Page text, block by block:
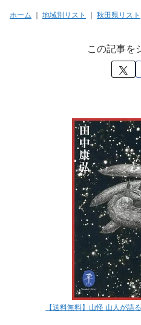
ホーム 地域別リスト 秋田県リスト
この記事を
【送料無料】山怪 山人が語